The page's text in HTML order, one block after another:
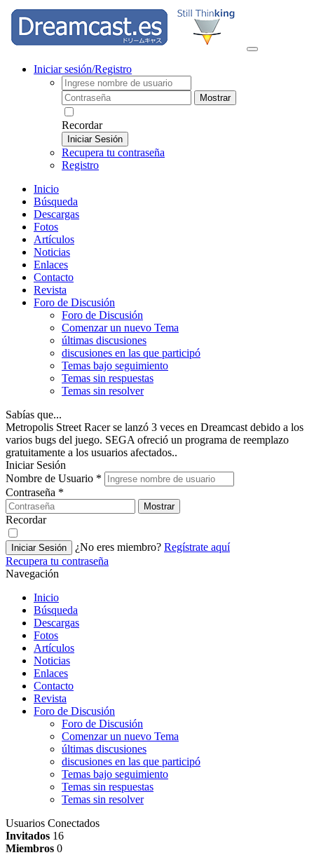
Iniciar sesión/Registro
Mostrar
Recordar
Iniciar Sesión
Recupera tu contraseña
Registro
Inicio
Búsqueda
Descargas
Fotos
Artículos
Noticias
Enlaces
Contacto
Revista
Foro de Discusión
Foro de Discusión
Comenzar un nuevo Tema
últimas discusiones
discusiones en las que participó
Temas bajo seguimiento
Temas sin respuestas
Temas sin resolver
Sabías que...
Metropolis Street Racer se lanzó 3 veces en Dreamcast debido a los
varios bugs del juego. SEGA ofreció un programa de reemplazo
gratuitamente a los usuarios afectados..
Iniciar Sesión
Nombre de Usuario *
Contraseña *
Mostrar
Recordar
Iniciar Sesión ¿No eres miembro? Regístrate aquí
Recupera tu contraseña
Navegación
Inicio
Búsqueda
Descargas
Fotos
Artículos
Noticias
Enlaces
Contacto
Revista
Foro de Discusión
Foro de Discusión
Comenzar un nuevo Tema
últimas discusiones
discusiones en las que participó
Temas bajo seguimiento
Temas sin respuestas
Temas sin resolver
Usuarios Conectados
Invitados 16
Miembros 0